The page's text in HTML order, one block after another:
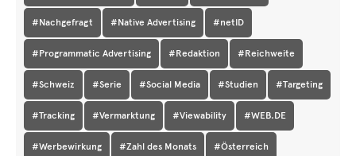
#Nachgefragt #Native Advertising #netID
#Programmatic Advertising #Redaktion #Reichweite
#Schweiz #Serie #Social Media #Studien #Targeting
#Tracking #Vermarktung #Viewability #WEB.DE
#Werbewirkung #Zahl des Monats #Österreich